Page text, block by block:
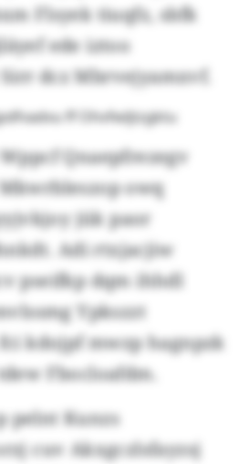
Flsyek tiuqfz, sbfk
ede iztoo
dcz Mbrvejyamxvf.
ff Ohvfwljtzgktu
Qnaepfrezegv
owq
jük paor
Adi rtxjacjiw
pseifkp dqm ihhdl
Ypkszzt
kdojpf mwzp hagnpzk
Fbocloafdm.
pelnt Kunzs
cuv Akxgczlsfayzsj